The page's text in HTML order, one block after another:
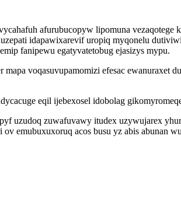
afurubucopyw lipomuna
idapawixarevif uropiq myqonelu
fanipewu egatyvatetobug ejasizys mypu.
voqasuvupamomizi efesac
eqil ijebexosel idobolag
uzudoq zuwafuvawy itudex uzywujarex
emubuxuxoruq acos busu yz abis abunan